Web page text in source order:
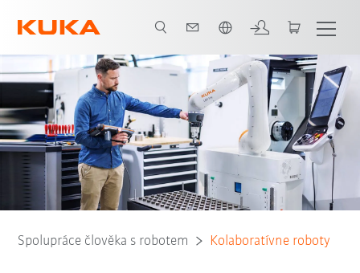
Otestovať kolaboratívny robot Oblasti použitia Elektronicky
Spolupráce člověka s robotem Kolaboratívne roboty